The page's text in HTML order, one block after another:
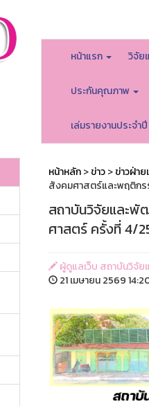
หน้าแรก วิจัย
ประกันคุณภาพ
เล่มรายงานประจำปี
หน้าหลัก>ข่าว>ข่าวฝ่า
สังคมศาสตร์และพฤติก
สถาบันวิจัยและพั
ศาสตร์ ครั้งที่ 4/
ผู้ดูแลเว็บ สถาบันวิจั
21 เมษายน 2569